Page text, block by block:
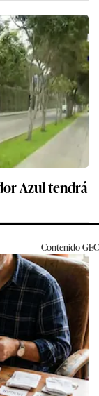
Azul tendrá
ContenidoGEC